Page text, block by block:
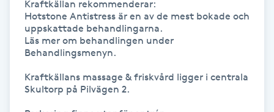
Hårvård
Hälsa
Hälsprickor
Kraftkällan rekommenderar:
Hotstone Antistress är en av de mest bokade och
uppskattade behandlingarna.
Läs mer om behandlingen under
Behandlingsmenyn.
Kraftkällans massage & friskvård ligger i centrala
Skultorp på Pilvägen 2.